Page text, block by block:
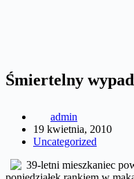
Śmiertelny
admin
19 kwietnia, 2010
Uncategorized
39-letni mieszkaniec